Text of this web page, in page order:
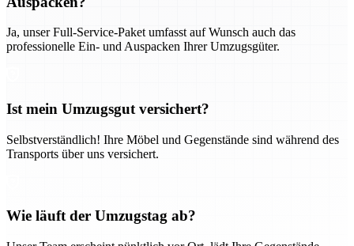
Ja, unser Full-Service-Paket umfasst auf Wunsch auch das
professionelle Ein- und Auspacken Ihrer Umzugsgüter.
Ist mein Umzugsgut versichert?
Selbstverständlich! Ihre Möbel und Gegenstände sind während des
Transports über uns versichert.
Wie läuft der Umzugstag ab?